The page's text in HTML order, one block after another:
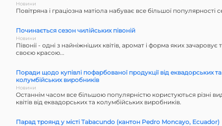
Новини
Повітряна і граціозна матіола набуває все більшої популярності
Починається сезон чилійських півоній
Новини
Півонії - одні з найніжніших квітів, аромат і форма яких зачаровує
своєю красою...
Поради щодо купівлі пофарбованої продукції від еквадорських та
колумбійських виробників
Новини
Останнім часом все більшою популярністю користуються різні
квітів від еквадорських та колумбійських виробників.
Парад троянд у місті Tabacundo (кантон Pedro Moncayo, Ecuador)